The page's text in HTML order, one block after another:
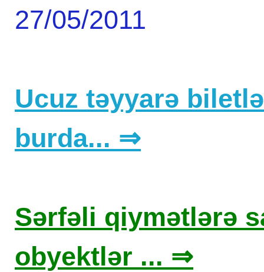
27/05/2011
Ucuz təyyarə
burda... ⇒
Sərfəli qiymətlərə
obyektlər ... ⇒